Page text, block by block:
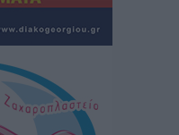
για τις
από μονάδες
επικίνδυνη έκθεση